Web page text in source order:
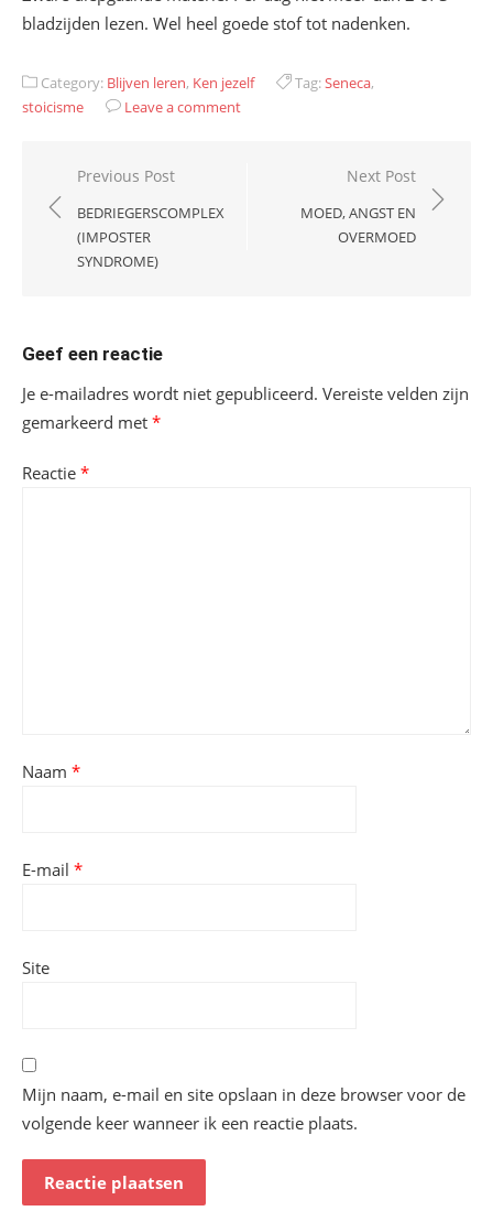
bladzijden lezen. Wel heel goede stof tot nadenken.
Category: Blijven leren, Ken jezelf Tag:Seneca,
stoicisme
Leave a comment
Bericht
navigatie
Previous Post
BEDRIEGERSCOMPLEX
(IMPOSTER
SYNDROME)
Next Post
MOED, ANGST EN
OVERMOED
Geef een reactie
Je e-mailadres wordt niet gepubliceerd. Vereiste velden zijn
gemarkeerd met *
Reactie *
Naam *
E-mail *
Site
Mijn naam, e-mail en site opslaan in deze browser voor de
volgende keer wanneer ik een reactie plaats.